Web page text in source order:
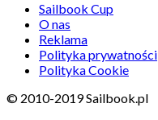
Sailbook Cup
O nas
Reklama
Polityka prywatności
Polityka Cookie
© 2010-2019 Sailbook.pl